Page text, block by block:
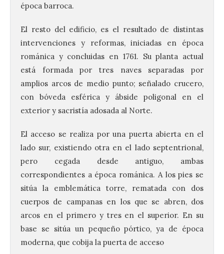
época barroca.
El resto del edificio, es el resultado de distintas
intervenciones y reformas, iniciadas en época
románica y concluidas en 1761. Su planta actual
está formada por tres naves separadas por
amplios arcos de medio punto; señalado crucero,
con bóveda esférica y ábside poligonal en el
exterior y sacristía adosada al Norte.
El acceso se realiza por una puerta abierta en el
lado sur, existiendo otra en el lado septentrional,
pero cegada desde antiguo, ambas
correspondientes a época románica. A los pies se
sitúa la emblemática torre, rematada con dos
cuerpos de campanas en los que se abren, dos
arcos en el primero y tres en el superior. En su
base se sitúa un pequeño pórtico, ya de época
moderna, que cobija la puerta de acceso
La decimoctava fotografía
de León de…viaje nos llega
desde la sede del